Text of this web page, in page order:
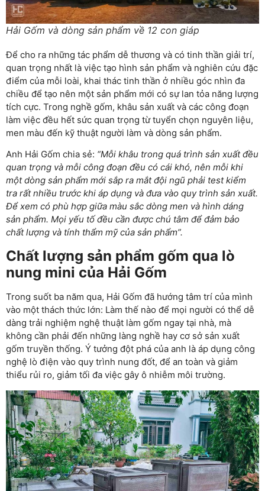
Hải Gốm và dòng sản phẩm về 12 con giáp
Để cho ra những tác phẩm dễ thương và có tinh thần giải trí,
quan trọng nhất là việc tạo hình sản phẩm và nghiên cứu đặc
điểm của mỗi loài, khai thác tinh thần ở nhiều góc nhìn đa
chiều để tạo nên một sản phẩm mới có sự lan tỏa năng lượng
tích cực. Trong nghề gốm, khâu sản xuất và các công đoạn
làm việc đều hết sức quan trọng từ tuyển chọn nguyên liệu,
men màu đến kỹ thuật người làm và dòng sản phẩm.
Anh Hải Gốm chia sẻ: “Mỗi khâu trong quá trình sản xuất đều
quan trọng và mỗi công đoạn đều có cái khó, nên mỗi khi
một dòng sản phẩm mới sắp ra mắt đội ngũ phải test kiểm
tra rất nhiều trước khi áp dụng và đưa vào quy trình sản xuất.
Để xem có phù hợp giữa màu sắc dòng men và hình dáng
sản phẩm. Mọi yếu tố đều cần được chú tâm để đảm bảo
chất lượng và tính thẩm mỹ của sản phẩm”.
Chất lượng sản phẩm gốm qua lò
nung mini của Hải Gốm
Trong suốt ba năm qua, Hải Gốm đã hướng tâm trí của mình
vào một thách thức lớn: Làm thế nào để mọi người có thể dễ
dàng trải nghiệm nghệ thuật làm gốm ngay tại nhà, mà
không cần phải đến những làng nghề hay cơ sở sản xuất
gốm truyền thống. Ý tưởng đột phá của anh là áp dụng công
nghệ lò điện vào quy trình nung đốt, để an toàn và giảm
thiểu rủi ro, giảm tối đa việc gây ô nhiễm môi trường.